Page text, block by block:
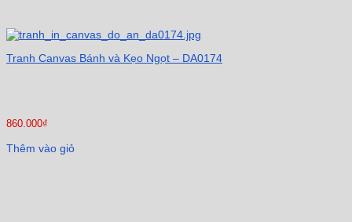
Tranh Canvas Bánh và Kẹo Ngọt – DA0174
860.000₫
Thêm vào giỏ